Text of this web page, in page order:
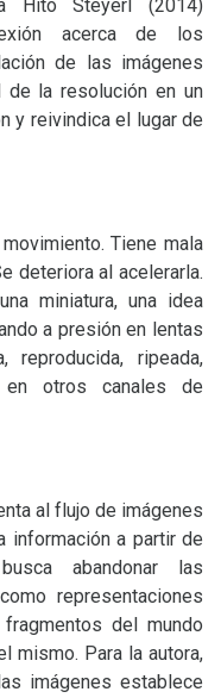
Hito Steyerl (2014)
acerca de los
de las imágenes
de la resolución en un
y reivindica el lugar de
Tiene mala
deteriora al acelerarla.
miniatura, una idea
a presión en lentas
reproducida, ripeada,
en otros canales de
al flujo de imágenes
información a partir de
abandonar las
representaciones
del mundo
mismo. Para la autora,
imágenes establece